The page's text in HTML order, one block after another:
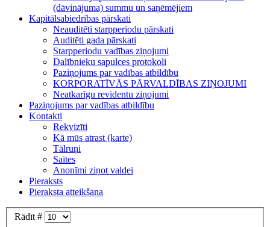
(dāvinājuma) summu un saņēmējiem
Kapitālsabiedrības pārskati
Neauditēti starpperiodu pārskati
Auditēti gada pārskati
Starpperiodu vadības ziņojumi
Dalībnieku sapulces protokoli
Paziņojums par vadības atbildību
KORPORATĪVĀS PĀRVALDĪBAS ZIŅOJUMI
Neatkarīgu revidentu ziņojumi
Paziņojums par vadības atbildību
Kontakti
Rekvizīti
Kā mūs atrast (karte)
Tālruņi
Saites
Anonīmi ziņot valdei
Pieraksts
Pieraksta atteikšana
Rādīt #